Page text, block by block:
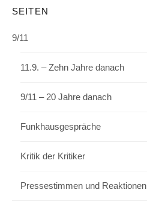
SEITEN
9/11
11.9. – Zehn Jahre danach
9/11 – 20 Jahre danach
Funkhausgespräche
Kritik der Kritiker
Pressestimmen und Reaktionen